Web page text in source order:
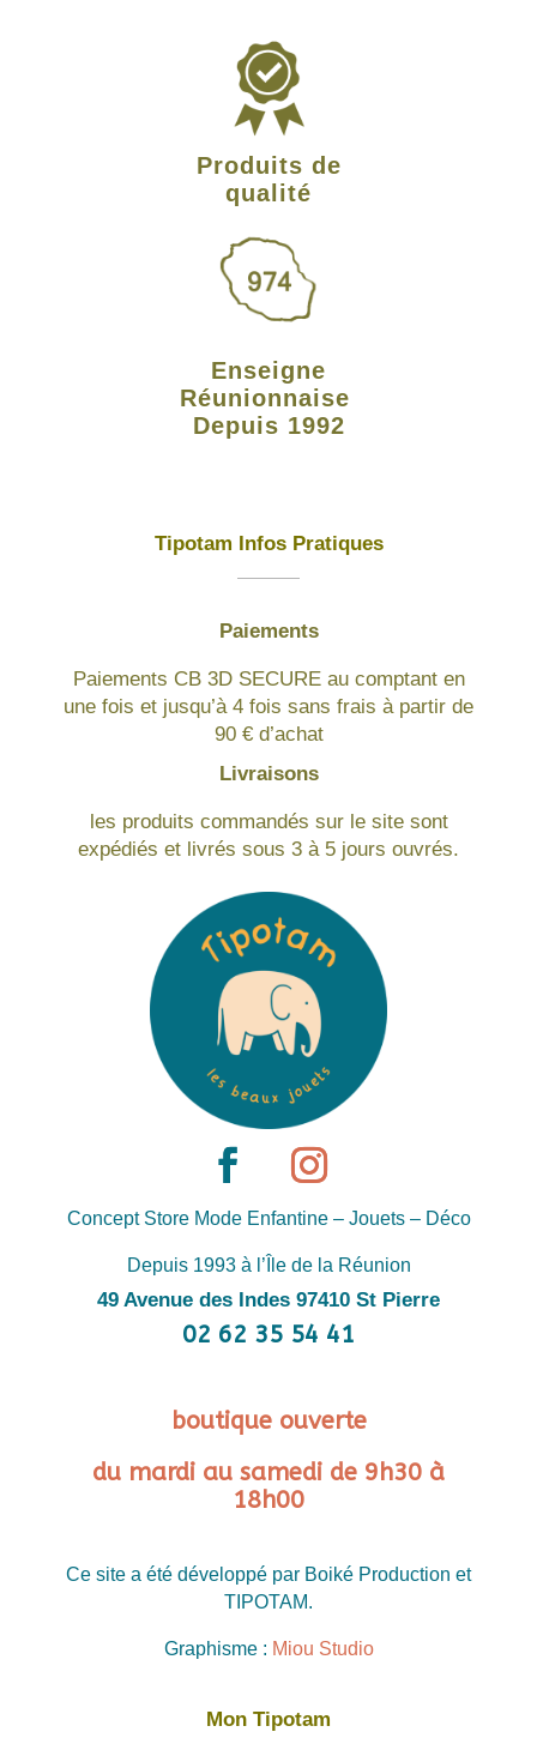
Produits de
qualité
Enseigne
Réunionnaise
Depuis 1992
Tipotam Infos Pratiques
Paiements
Paiements CB 3D SECURE au comptant en
une fois et jusqu’à 4 fois sans frais à partir de
90 € d’achat
Livraisons
les produits commandés sur le site sont
expédiés et livrés sous 3 à 5 jours ouvrés.
Concept Store Mode Enfantine – Jouets – Déco
Depuis 1993 à l’Île de la Réunion
49 Avenue des Indes 97410 St Pierre
02 62 35 54 41
boutique ouverte
du mardi au samedi de 9h30 à
18h00
Ce site a été développé par Boiké Production et
TIPOTAM.
Graphisme : Miou Studio
Mon Tipotam